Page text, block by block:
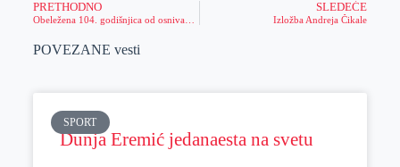
PRETHODNO
Obeležena 104. godišnjica od osnivanja Prvog srpskog Narodnog odbora
SLEDEĆE
Izložba Andreja Čikale
POVEZANE vesti
SPORT
Dunja Eremić jedanaesta na svetu